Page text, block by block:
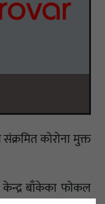
कोरोना मुक्त
बाँकेका फोकल